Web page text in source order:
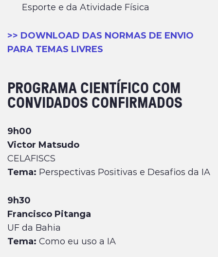
Esporte e da Atividade Física
>> DOWNLOAD DAS NORMAS DE ENVIO
PARA TEMAS LIVRES
PROGRAMA CIENTÍFICO COM
CONVIDADOS CONFIRMADOS
9h00
Victor Matsudo
CELAFISCS
Tema: Perspectivas Positivas e Desafios da IA
9h30
Francisco Pitanga
UF da Bahia
Tema: Como eu uso a IA